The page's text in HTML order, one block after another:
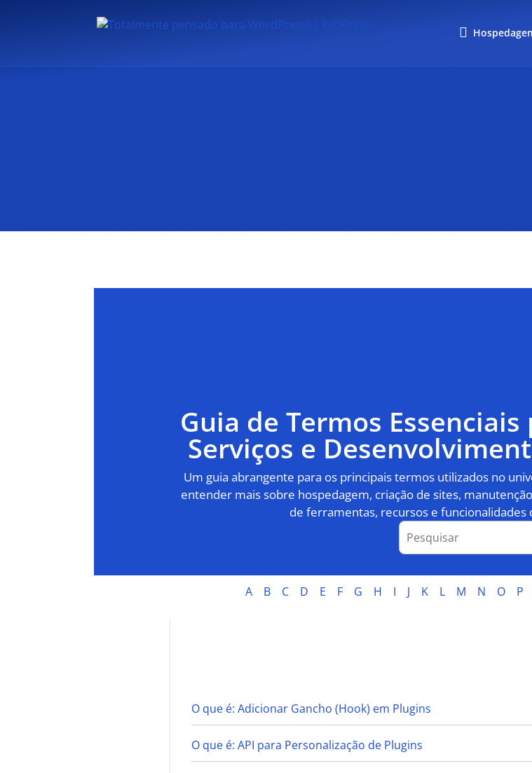
Guia de Termos
Serviços e
Um guia abrangente para os principais termos utilizados no
entender mais sobre hospedagem, criação de sites,
de ferramentas, recursos e funcionalidades
A B C D E F G H I J K L M N O P
O que é: Adicionar Gancho (Hook) em Plugins
O que é: API para Personalização de Plugins